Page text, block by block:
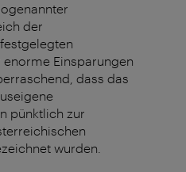
der
Einsparungen
dass das
pünktlich zur
wurden.